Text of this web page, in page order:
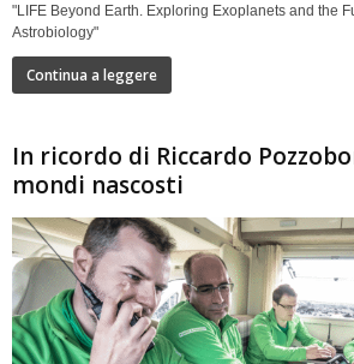
"LIFE Beyond Earth. Exploring Exoplanets and the
Astrobiology"
Continua a leggere
In ricordo di Riccardo
mondi nascosti